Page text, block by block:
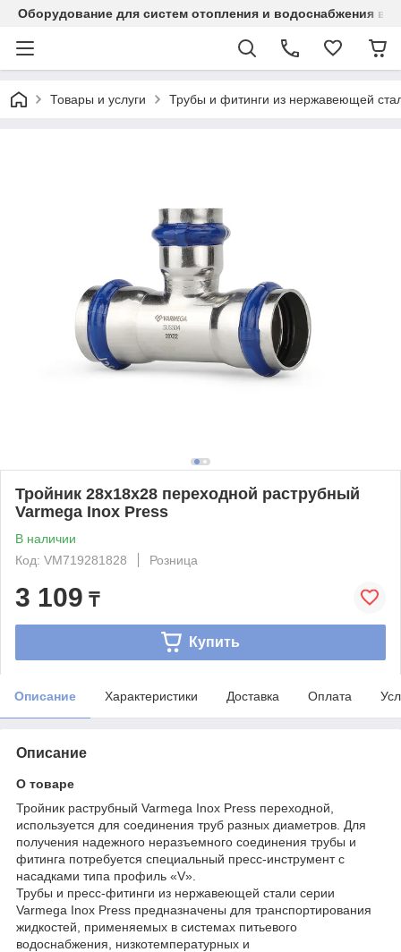
Оборудование для систем отопления и водоснабжения в
Товары и услуги Трубы и фитинги из нержавеющей
Тройник 28x18x28 переходной раструбный
Varmega Inox Press
В наличии
Код: VM719281828
Розница
3 109 ₸
Купить
Описание Характеристики Доставка Оплата
Описание
О товаре
Тройник раструбный Varmega Inox Press переходной,
используется для соединения труб разных диаметров. Для
получения надежного неразъемного соединения трубы и
фитинга потребуется специальный пресс-инструмент с
насадками типа профиль «V».
Трубы и пресс-фитинги из нержавеющей стали серии
Varmega Inox Press предназначены для транспортирования
жидкостей, применяемых в системах питьевого
водоснабжения, низкотемпературных и